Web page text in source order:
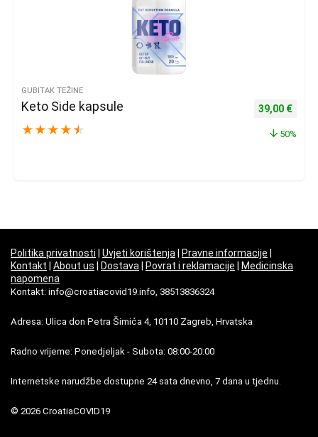
GUBITAK TEŽINE
Keto Side kapsule
★ ★ ★ ★ ★
Izvorna
39,00 €
50%
Politika privatnosti | Uvjeti korištenja | Pravne informacije |
Kontakt | About us | Dostava | Povrat i reklamacije | Medicinska
napomena
Kontakt: info@croatiacovid19.info, 38513836324
Adresa: Ulica don Petra Šimića 4, 10110 Zagreb, Hrvatska
Radno vrijeme: Ponedjeljak - Subota: 08:00-20:00
Internetske narudžbe dostupne 24 sata dnevno, 7 dana u tjednu.
© 2026 CroatiaCOVID19